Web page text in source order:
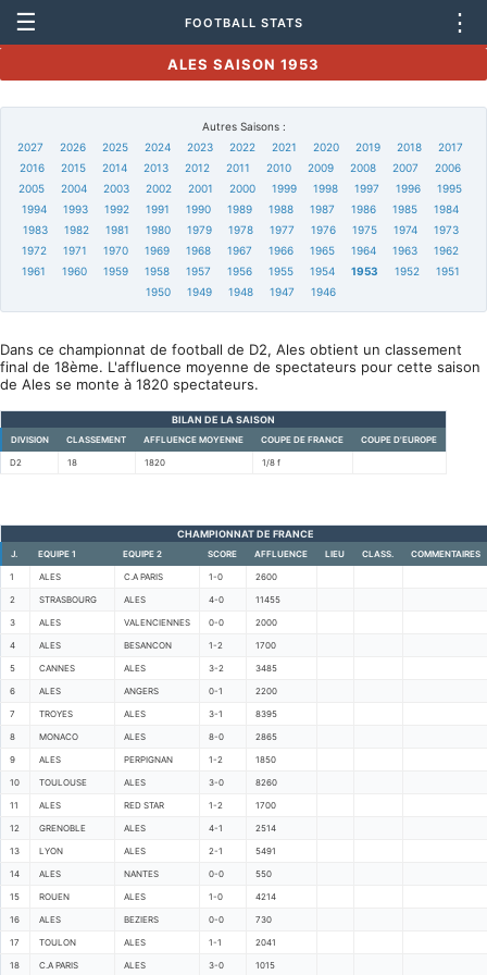
☰ FOOTBALL STATS ⋮
ALES SAISON 1953
Autres Saisons :
2027
2026 2025 2024 2023 2022 2021 2020 2019 2018
2017
2016
2015 2014 2013 2012 2011 2010 2009 2008 2007
2006
2005
2004 2003 2002 2001 2000 1999 1998 1997 1996
1995
1994
1993 1992 1991 1990 1989 1988 1987 1986 1985
1984
1983
1982 1981 1980 1979 1978 1977 1976 1975 1974
1973
1972
1971 1970 1969 1968 1967 1966 1965 1964 1963
1962
1961
1960 1959 1958 1957 1956 1955 1954 1953 1952
1951
1950
1949 1948 1947 1946
Dans ce championnat de football de D2, Ales obtient un classement
final de 18ème. L'affluence moyenne de spectateurs pour cette saison
de Ales se monte à 1820 spectateurs.
BILAN DE LA SAISON
DIVISION CLASSEMENT AFFLUENCE MOYENNE COUPE DE FRANCE COUPE D'EUROPE
D2 18 1820 1/8 f
CHAMPIONNAT DE FRANCE
J. EQUIPE 1 EQUIPE 2 SCORE AFFLUENCE LIEU CLASS. COMMENTAIRES
1 ALES C.A PARIS 1-0 2600
2 STRASBOURG ALES 4-0 11455
3 ALES VALENCIENNES 0-0 2000
4 ALES BESANCON 1-2 1700
5 CANNES ALES 3-2 3485
6 ALES ANGERS 0-1 2200
7 TROYES ALES 3-1 8395
8 MONACO ALES 8-0 2865
9 ALES PERPIGNAN 1-2 1850
10 TOULOUSE ALES 3-0 8260
11 ALES RED STAR 1-2 1700
12 GRENOBLE ALES 4-1 2514
13 LYON ALES 2-1 5491
14 ALES NANTES 0-0 550
15 ROUEN ALES 1-0 4214
16 ALES BEZIERS 0-0 730
17 TOULON ALES 1-1 2041
18 C.A PARIS ALES 3-0 1015